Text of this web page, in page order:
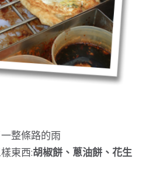
整條路的雨
東西:胡椒餅、蔥油餅、花生